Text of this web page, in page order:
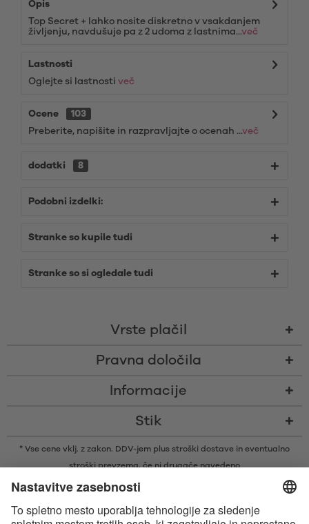
Opis
Top Secret + lahko nosite diskretno v vsakdanjem
življenju, navdušuje pa z 2 udoma z lastnima...več
Lastnosti
Oglejte si lastnosti več
Ocene
103
Preberite, napišite in razpravljajte o ocenah ...več
dodatki 8
Podobni izdelki:
Stranke so kupile tudi
Stranke so si ogledale tudi
Vrste plačil
Pravna določila
Informacije
Stik
* Vse cene vklj. z zakon. DDV-jem plus stroški dostave in eventualno
stroški prevzema, če ni drugače navedeno
* Besedna znamka in logotipi Bluetooth® so zaščitene blagovne znamke v
licenco za njihovo uporabo.